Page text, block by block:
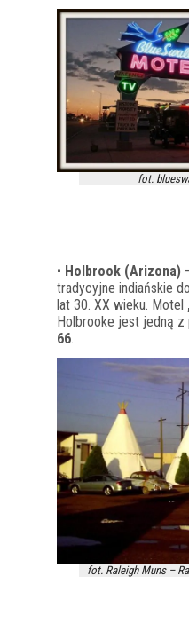
fot.
• Holbrook (Arizona)
tradycyjne indiańskie
lat 30. XX wieku. Motel
Holbrooke jest jedną z
66.
fot. Raleigh Muns –